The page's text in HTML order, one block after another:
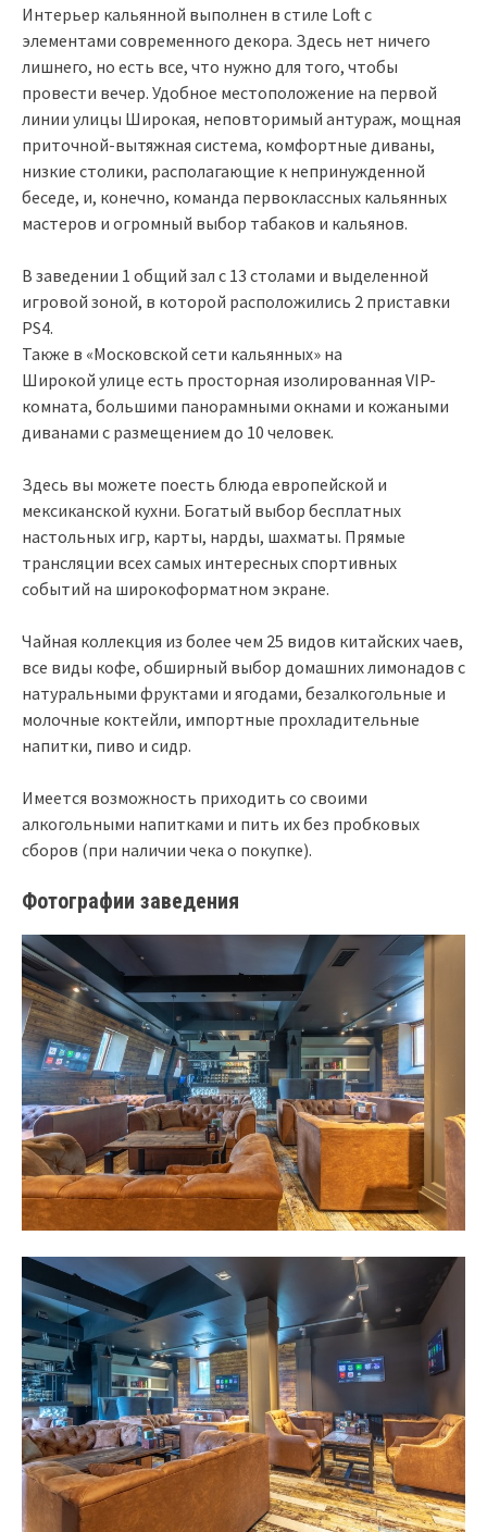
Интерьер кальянной выполнен в стиле Loft с
элементами современного декора. Здесь нет ничего
лишнего, но есть все, что нужно для того, чтобы
провести вечер. Удобное местоположение на первой
линии улицы Широкая, неповторимый антураж, мощная
приточной-вытяжная система, комфортные диваны,
низкие столики, располагающие к непринужденной
беседе, и, конечно, команда первоклассных кальянных
мастеров и огромный выбор табаков и кальянов.
В заведении 1 общий зал с 13 столами и выделенной
игровой зоной, в которой расположились 2 приставки
PS4.
Также в «Московской сети кальянных» на
Широкой улице есть просторная изолированная VIP-
комната, большими панорамными окнами и кожаными
диванами с размещением до 10 человек.
Здесь вы можете поесть блюда европейской и
мексиканской кухни. Богатый выбор бесплатных
настольных игр, карты, нарды, шахматы. Прямые
трансляции всех самых интересных спортивных
событий на широкоформатном экране.
Чайная коллекция из более чем 25 видов китайских чаев,
все виды кофе, обширный выбор домашних лимонадов с
натуральными фруктами и ягодами, безалкогольные и
молочные коктейли, импортные прохладительные
напитки, пиво и сидр.
Имеется возможность приходить со своими
алкогольными напитками и пить их без пробковых
сборов (при наличии чека о покупке).
Фотографии заведения